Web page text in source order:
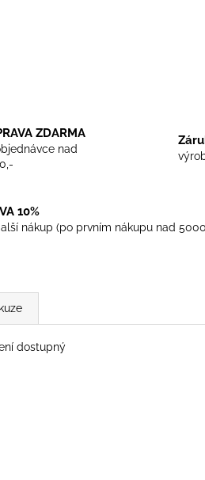
ZDARMA
nad
10%
nákup (po prvním nákupu nad
dostupný
TRIKO